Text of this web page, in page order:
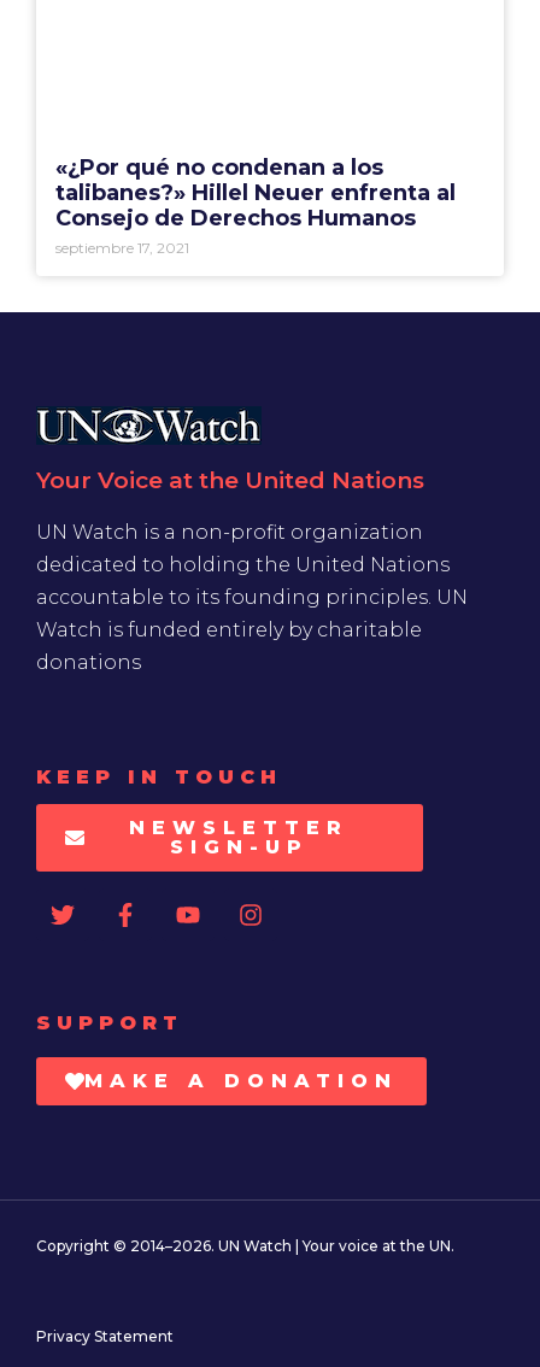
«¿Por qué no condenan a los
talibanes?» Hillel Neuer enfrenta al
Consejo de Derechos Humanos
septiembre 17, 2021
Your Voice at the United Nations
UN Watch is a non-profit organization
dedicated to holding the United Nations
accountable to its founding principles. UN
Watch is funded entirely by charitable
donations
KEEP IN TOUCH
NEWSLETTER
SIGN-UP
SUPPORT
MAKE A DONATION
Copyright © 2014–2026. UN Watch | Your voice at the UN.
Privacy Statement